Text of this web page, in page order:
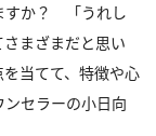
すか？ 「うれし
まざまだと思い
当てて、特徴や心
セラーの小日向